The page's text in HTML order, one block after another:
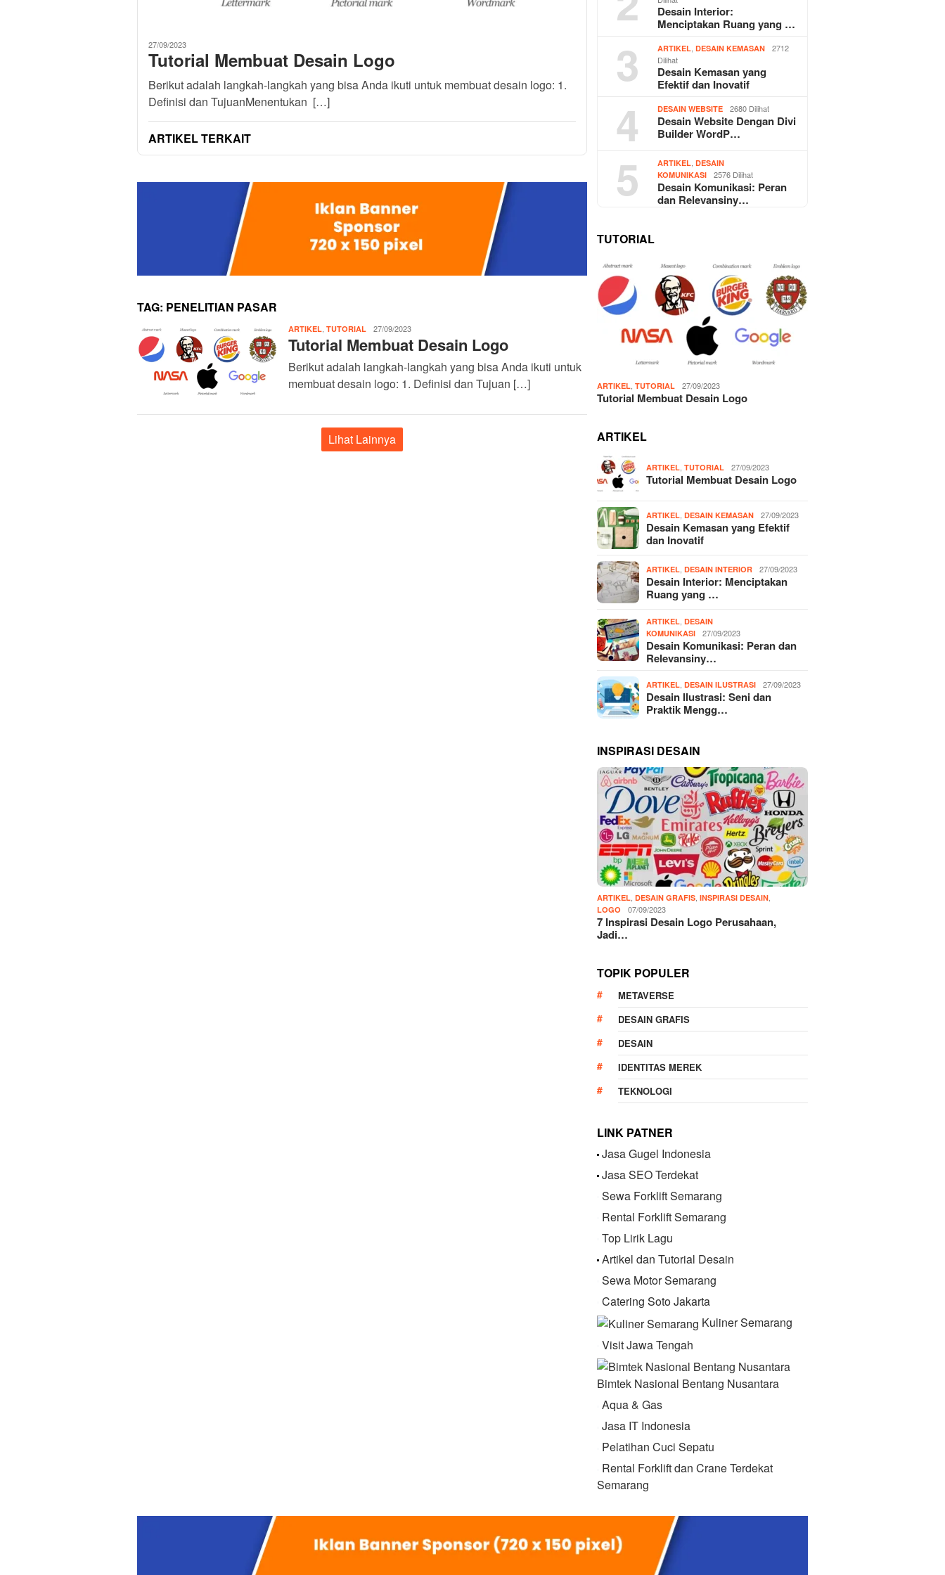
27/09/2023
Tutorial Membuat Desain Logo
Berikut adalah langkah-langkah yang bisa Anda ikuti untuk membuat desain logo: 1.
Definisi dan TujuanMenentukan […]
ARTIKEL TERKAIT
TAG: PENELITIAN PASAR
ARTIKEL TUTORIAL IDN
Admin
27/09/2023
Tutorial Membuat Desain Logo
Berikut adalah langkah-langkah yang bisa Anda ikuti untuk
membuat desain logo: 1. Definisi dan Tujuan […]
Lihat Lainnya
Desain Interior:
Menciptakan Ruang yang …
3 ARTIKEL ,DESAIN KEMASAN
2712
Dilihat
Desain Kemasan yang
Efektif dan Inovatif
4 DESAIN WEBSITE 2680 Dilihat
Desain Website Dengan Divi
Builder WordP…
5 ARTIKEL ,DESAIN
KOMUNIKASI
2576 Dilihat
Desain Komunikasi: Peran
dan Relevansiny…
TUTORIAL
ARTIKEL ,TUTORIAL 27/09/2023
Tutorial Membuat Desain Logo
ARTIKEL
ARTIKEL ,TUTORIAL 27/09/2023
Tutorial Membuat Desain Logo
ARTIKEL ,DESAIN KEMASAN 27/09/2023
Desain Kemasan yang Efektif
dan Inovatif
ARTIKEL ,DESAIN INTERIOR 27/09/2023
Desain Interior: Menciptakan
Ruang yang …
ARTIKEL ,DESAIN
KOMUNIKASI
27/09/2023
Desain Komunikasi: Peran dan
Relevansiny…
ARTIKEL ,DESAIN ILUSTRASI 27/09/2023
Desain Ilustrasi: Seni dan
Praktik Mengg…
INSPIRASI DESAIN
ARTIKEL ,DESAIN GRAFIS ,INSPIRASI DESAIN
LOGO 07/09/2023
7 Inspirasi Desain Logo Perusahaan,
Jadi…
TOPIK POPULER
METAVERSE
DESAIN GRAFIS
DESAIN
IDENTITAS MEREK
TEKNOLOGI
LINK PATNER
Jasa Gugel Indonesia
Jasa SEO Terdekat
Sewa Forklift Semarang
Rental Forklift Semarang
Top Lirik Lagu
Artikel dan Tutorial Desain
Sewa Motor Semarang
Catering Soto Jakarta
Kuliner Semarang
Visit Jawa Tengah
Bimtek Nasional Bentang Nusantara
Aqua & Gas
Jasa IT Indonesia
Pelatihan Cuci Sepatu
Rental Forklift dan Crane Terdekat
Semarang